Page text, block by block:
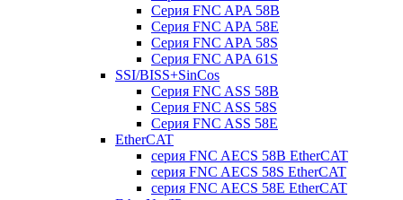
Серия FNC APA 58B
Серия FNC APA 58E
Серия FNC APA 58S
Серия FNC APA 61S
SSI/BISS+SinCos
Серия FNC ASS 58B
Серия FNC ASS 58S
Серия FNC ASS 58E
EtherCAT
серия FNC AECS 58B EtherCAT
серия FNC AECS 58S EtherCAT
серия FNC AECS 58E EtherCAT